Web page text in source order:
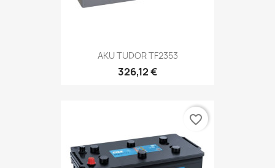
AKU TUDOR TF2353
326,12 €
favorite_border